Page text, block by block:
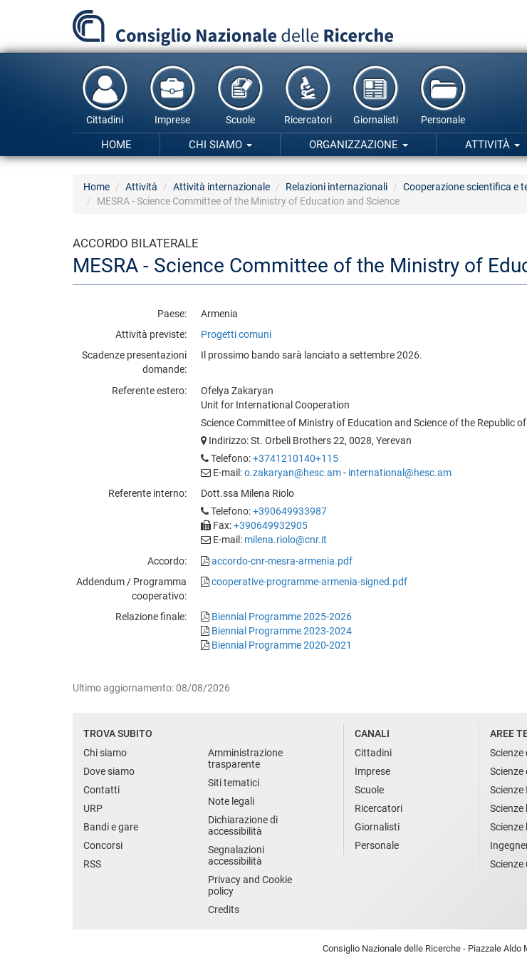
principale
Cittadini Imprese Scuole Ricercatori Giornalisti Personale
HOME CHI SIAMO ORGANIZZAZIONE ATTIVITÀ
Home Attività Attività internazionale Relazioni internazionali Cooperazione scientifica e
MESRA - Science Committee of the Ministry of Education and Science
ACCORDO BILATERALE
MESRA - Science Committee of the Ministry of
Paese
Armenia
Attività previste
Progetti comuni
Scadenze presentazioni
domande
Il prossimo bando sarà lanciato a settembre 2026.
Referente estero
Ofelya Zakaryan
Unit for International Cooperation
Science Committee of Ministry of Education and Science of the Republic
Indirizzo: St. Orbeli Brothers 22, 0028, Yerevan
Telefono:+3741210140+115
E-mail:o.zakaryan@hesc.am- international@hesc.am
Referente interno
Dott.ssa Milena Riolo
Telefono:+390649933987
Fax:+390649932905
E-mail: milena.riolo@cnr.it
Accordo
accordo-cnr-mesra-armenia.pdf
Addendum / Programma
cooperativo
cooperative-programme-armenia-signed.pdf
Relazione finale
Biennial Programme 2025-2026
Biennial Programme 2023-2024
Biennial Programme 2020-2021
Ultimo aggiornamento: 08/08/2026
TROVA SUBITO
Chi siamo
Dove siamo
Contatti
URP
Bandi e gare
Concorsi
RSS
Amministrazione
trasparente
Siti tematici
Note legali
Dichiarazione di
accessibilità
Segnalazioni
accessibilità
Privacy and Cookie
policy
Credits
CANALI
Cittadini
Imprese
Scuole
Ricercatori
Giornalisti
Personale
AREE
Scienze
Scienze
Scienze
Scienze
Consiglio Nazionale delle Ricerche - Piazzale Aldo